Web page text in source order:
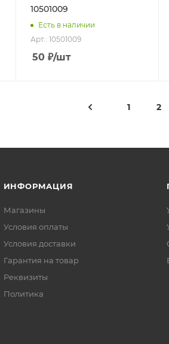
10501009
Есть в наличии
Арт.: 10501009
50₽/шт
1 2
ИНФОРМАЦИЯ
Магазины
Условия оплаты
Условия доставки
Гарантия на товар
Реквизиты
Политика